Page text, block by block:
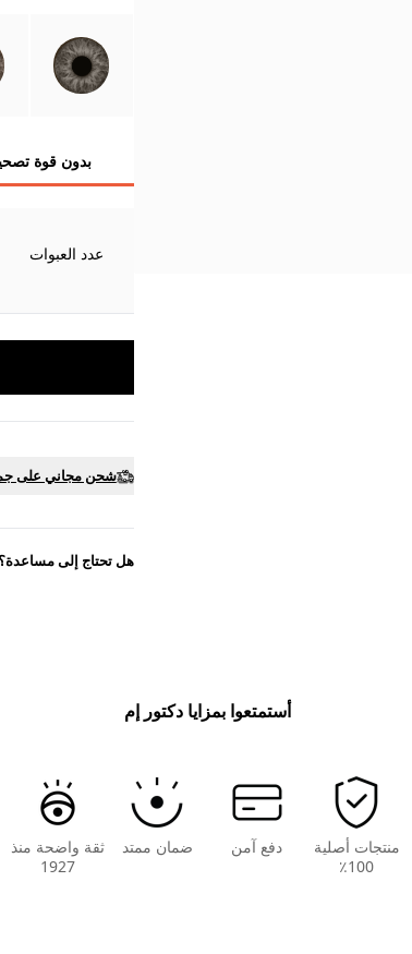
بدون قوة
عدد العبوات
شحن مجاني على
هل تحتاج إلى مساعدة؟
أستمتعوا بمزايا دكتور إم
منتجات أصلية
100٪
دفع آمن ضمان ممتد
ثقة واضحة منذ
1927